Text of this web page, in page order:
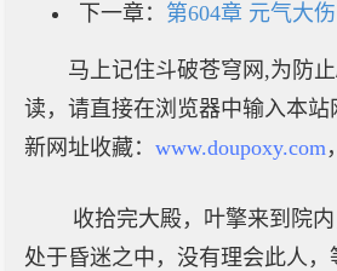
下一章： 第604章 元气大伤
马上记住斗破苍穹网,为防
读，请直接在浏览器中输入本站
新网址收藏： www.doupoxy.com
收拾完大殿，叶擎来到院内
处于昏迷之中，没有理会此人